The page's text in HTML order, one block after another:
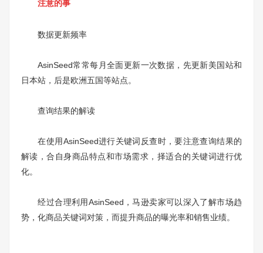
注意的事
数据更新频率
AsinSeed常常每月全面更新一次数据，先更新美国站和
日本站，后是欧洲五国等站点。
查询结果的解读
在使用AsinSeed进行关键词反查时，要注意查询结果的
解读，合自身商品特点和市场需求，择适合的关键词进行优
化。
经过合理利用AsinSeed，马逊卖家可以深入了解市场趋
势，化商品关键词对策，而提升商品的曝光率和销售业绩。